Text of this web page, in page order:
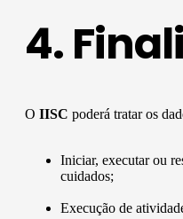
4.
O IISC poderá tratar os
Iniciar, executar ou
cuidados;
Execução de